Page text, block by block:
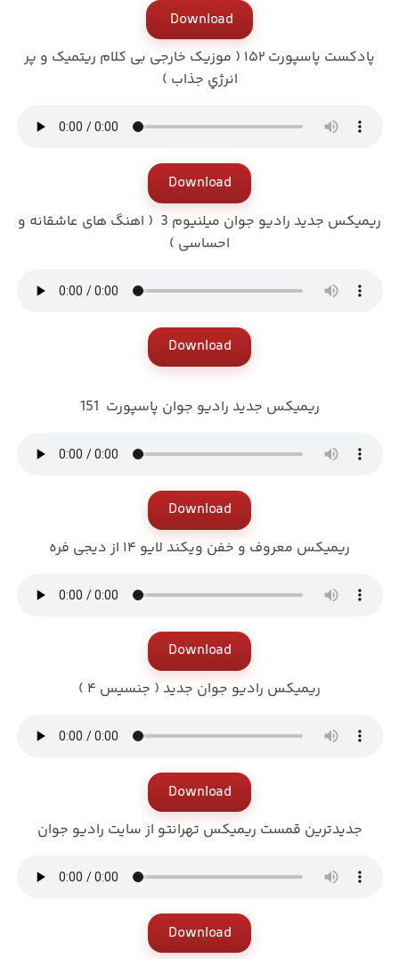
Download
پادکست پاسپورت ۱۵۲ (‌ موزیک خارجی بی کلام ریتمیک و پر
انرژي جذاب )
Download
ریمیکس جدید رادیو جوان میلنیوم 3 (‌ اهنگ های عاشقانه و
احساسی )
Download
ریمیکس جدید رادیو جوان پاسپورت 151
Download
ریمیکس معروف و خفن ویکند لایو ۱۴ از دیجی فره
Download
ریمیکس رادیو جوان جدید ( جنسیس ۴ )
Download
جدیدترین قمست ریمیکس تهرانتو از سایت رادیو جوان
Download